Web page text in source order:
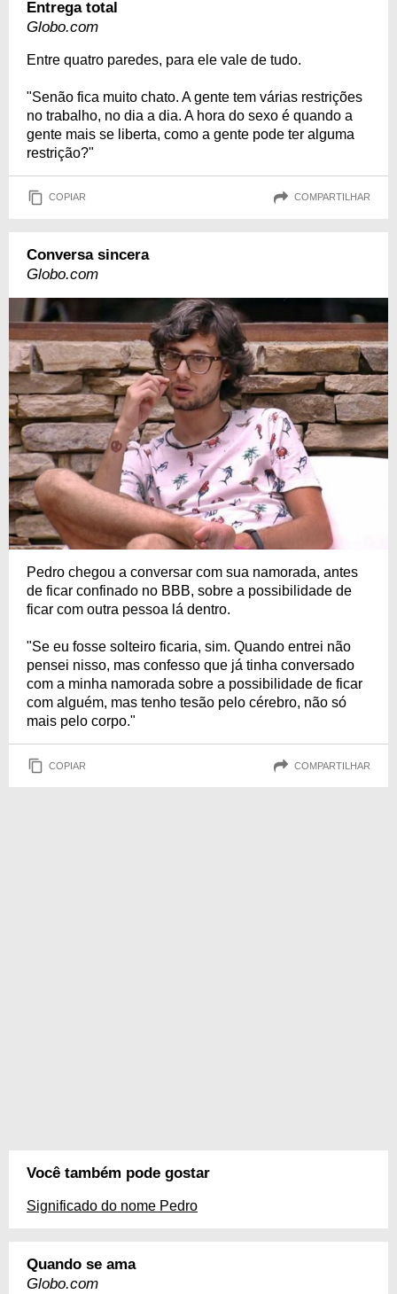
Entrega total
Globo.com
Entre quatro paredes, para ele vale de tudo.
"Senão fica muito chato. A gente tem várias restrições
no trabalho, no dia a dia. A hora do sexo é quando a
gente mais se liberta, como a gente pode ter alguma
restrição?"
COPIAR COMPARTILHAR
Conversa sincera
Globo.com
Pedro chegou a conversar com sua namorada, antes
de ficar confinado no BBB, sobre a possibilidade de
ficar com outra pessoa lá dentro.
"Se eu fosse solteiro ficaria, sim. Quando entrei não
pensei nisso, mas confesso que já tinha conversado
com a minha namorada sobre a possibilidade de ficar
com alguém, mas tenho tesão pelo cérebro, não só
mais pelo corpo."
COPIAR COMPARTILHAR
Você também pode gostar
Significado do nome Pedro
Quando se ama
Globo.com